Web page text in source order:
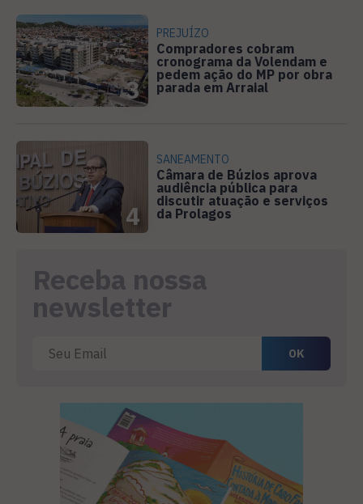
3
PREJUÍZO
Compradores cobram
cronograma da Volendam e
pedem ação do MP por obra
parada em Arraial
4
SANEAMENTO
Câmara de Búzios aprova
audiência pública para
discutir atuação e serviços
da Prolagos
Receba nossa
newsletter